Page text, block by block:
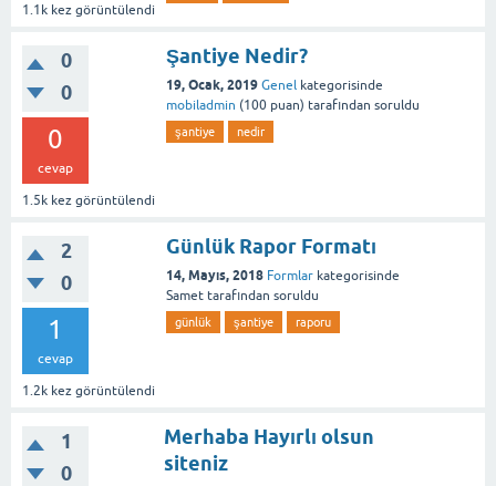
1.1k kez görüntülendi
0
0
0
cevap
1.5k kez görüntülendi
Şantiye Nedir?
19, Ocak, 2019 Genel kategorisinde
mobiladmin (100 puan) tarafından soruldu
şantiye nedir
2
0
1
cevap
1.2k kez görüntülendi
Günlük Rapor Formatı
14, Mayıs, 2018 Formlar kategorisinde
Samet tarafından soruldu
günlük şantiye raporu
1
0
Merhaba Hayırlı olsun
siteniz